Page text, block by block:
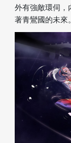
外有強敵環伺，
著青鸞國的未來。